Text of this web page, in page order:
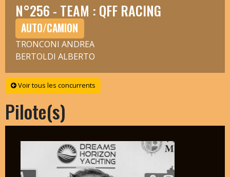
N°256 - TEAM : QFF RACING
AUTO/CAMION
TRONCONI ANDREA
BERTOLDI ALBERTO
Voir tous les concurrents
Pilote(s)